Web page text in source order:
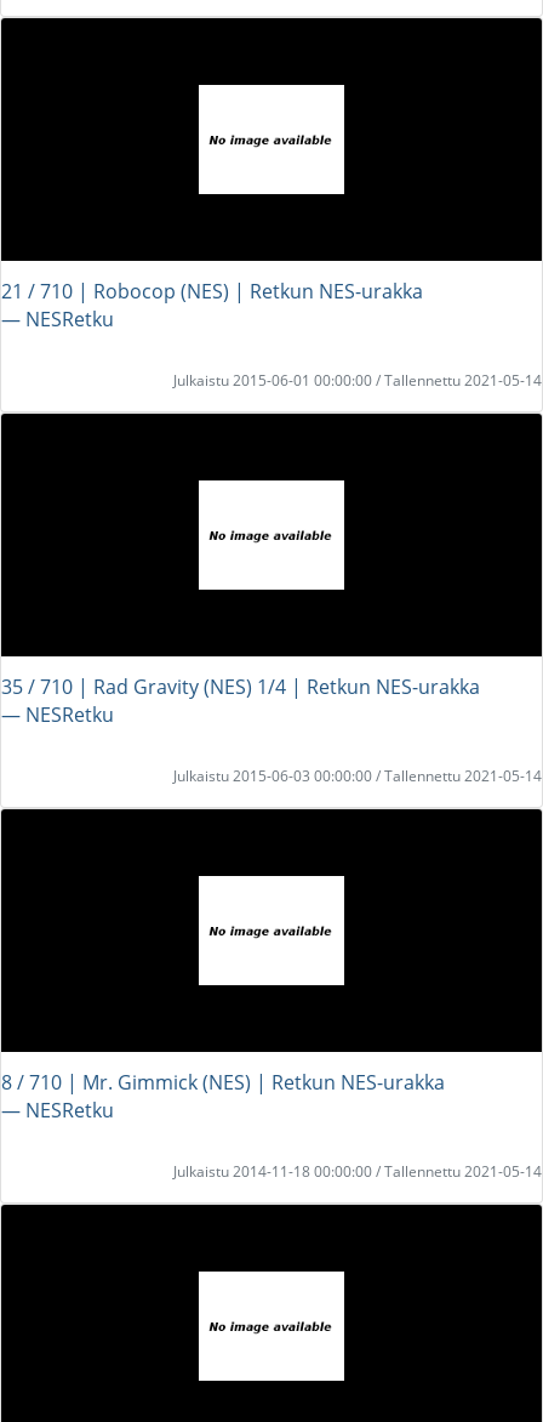
21 / 710 | Robocop (NES) | Retkun NES-urakka
― NESRetku
Julkaistu 2015-06-01 00:00:00 / Tallennettu 2021-05-14
35 / 710 | Rad Gravity (NES) 1/4 | Retkun NES-urakka
― NESRetku
Julkaistu 2015-06-03 00:00:00 / Tallennettu 2021-05-14
8 / 710 | Mr. Gimmick (NES) | Retkun NES-urakka
― NESRetku
Julkaistu 2014-11-18 00:00:00 / Tallennettu 2021-05-14